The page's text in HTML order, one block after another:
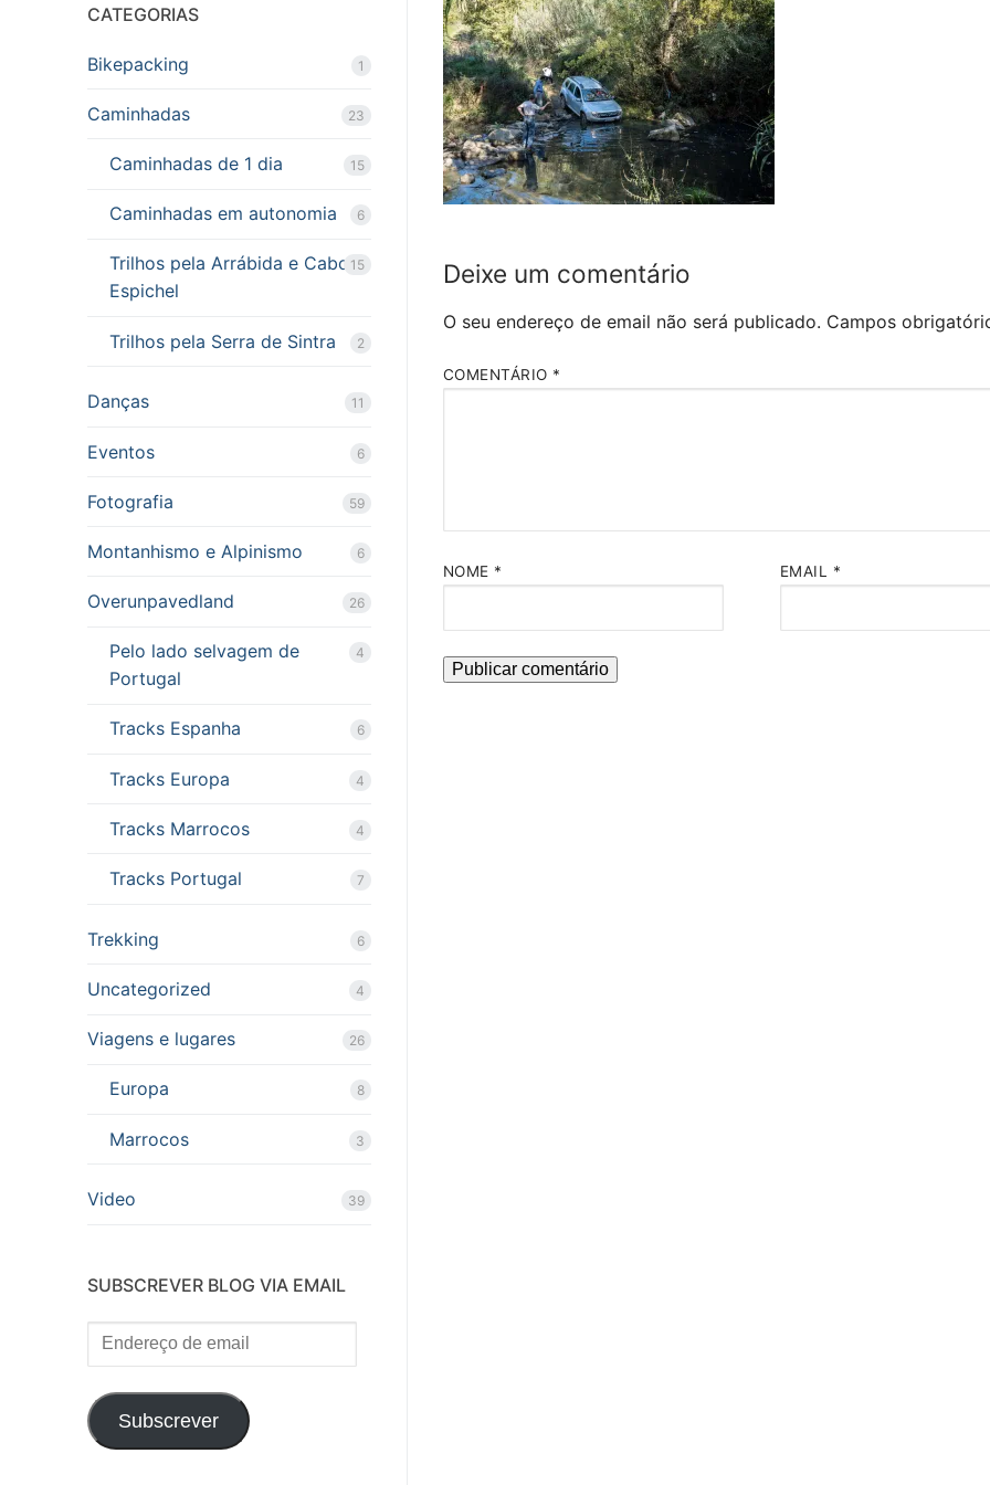
Deixe um comentário
O seu endereço de email não será publicado. Campos
COMENTÁRIO *
NOME * EMAIL *
CATEGORIAS
Bikepacking 1
Caminhadas 23
Caminhadas de 1 dia 15
Caminhadas em autonomia 6
Trilhos pela Arrábida e Cabo
Espichel
15
Trilhos pela Serra de Sintra 2
Danças 11
Eventos 6
Fotografia 59
Montanhismo e Alpinismo 6
Overunpavedland 26
Pelo lado selvagem de
Portugal
4
Tracks Espanha 6
Tracks Europa 4
Tracks Marrocos 4
Tracks Portugal 7
Trekking 6
Uncategorized 4
Viagens e lugares 26
Europa 8
Marrocos 3
Video 39
SUBSCREVER BLOG VIA EMAIL
Endereço
de
email
Subscrever